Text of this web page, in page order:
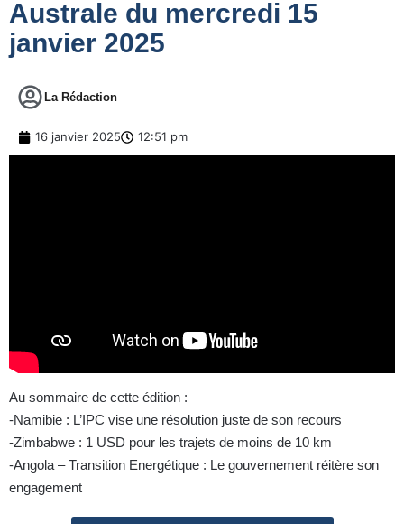
Australe du mercredi 15
janvier 2025
La Rédaction
16 janvier 2025 12:51 pm
Au sommaire de cette édition :
-Namibie : L’IPC vise une résolution juste de son recours
-Zimbabwe : 1 USD pour les trajets de moins de 10 km
-Angola – Transition Energétique : Le gouvernement réitère son
engagement